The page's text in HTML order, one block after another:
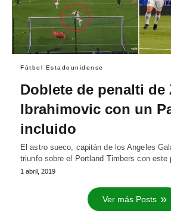
Fútbol Estadounidense
Doblete de penalti de
Ibrahimovic con un
incluido
El astro sueco, capitán de los Angeles
triunfo sobre el Portland Timbers con
1 abril, 2019
Ver más Posts